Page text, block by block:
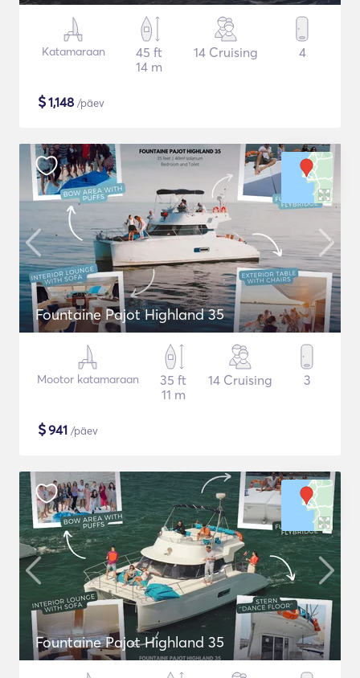
Katamaraan
45 ft
14 m
14 Cruising 4
$1,148 /päev
Fountaine Pajot Highland 35
Mootor katamaraan
35 ft
11 m
14 Cruising 3
$941 /päev
Fountaine Pajot Highland 35